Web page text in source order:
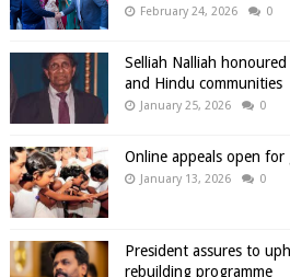
February 24, 2026 0
Selliah Nalliah honoured
and Hindu communities
January 25, 2026 0
Online appeals open
January 13, 2026 0
President assures to
rebuilding programme